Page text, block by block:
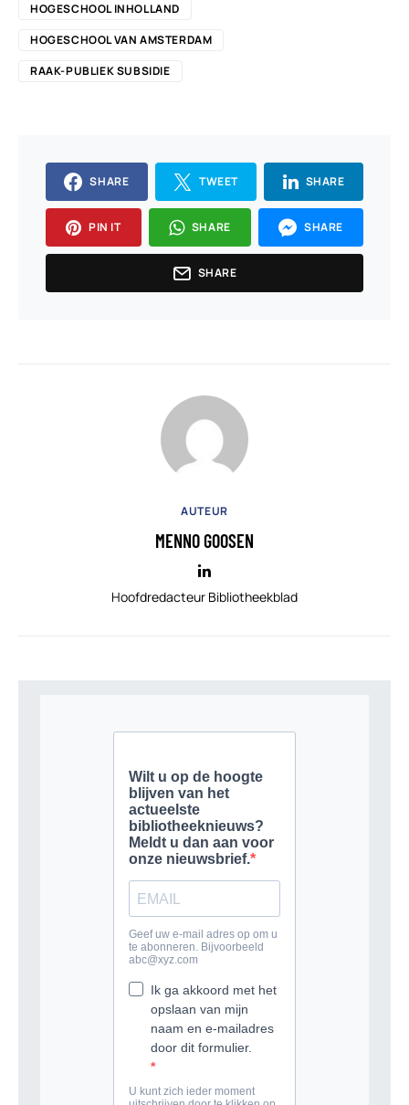
HOGESCHOOL INHOLLAND
HOGESCHOOL VAN AMSTERDAM
RAAK-PUBLIEK SUBSIDIE
SHARE TWEET SHARE
PIN IT SHARE SHARE
SHARE
AUTEUR
MENNO GOOSEN
Hoofdredacteur Bibliotheekblad